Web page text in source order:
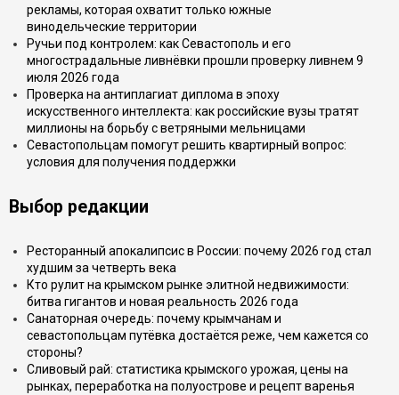
рекламы, которая охватит только южные
винодельческие территории
Ручьи под контролем: как Севастополь и его
многострадальные ливнёвки прошли проверку ливнем 9
июля 2026 года
Проверка на антиплагиат диплома в эпоху
искусственного интеллекта: как российские вузы тратят
миллионы на борьбу с ветряными мельницами
Севастопольцам помогут решить квартирный вопрос:
условия для получения поддержки
Выбор редакции
Ресторанный апокалипсис в России: почему 2026 год стал
худшим за четверть века
Кто рулит на крымском рынке элитной недвижимости:
битва гигантов и новая реальность 2026 года
Санаторная очередь: почему крымчанам и
севастопольцам путёвка достаётся реже, чем кажется со
стороны?
Сливовый рай: статистика крымского урожая, цены на
рынках, переработка на полуострове и рецепт варенья